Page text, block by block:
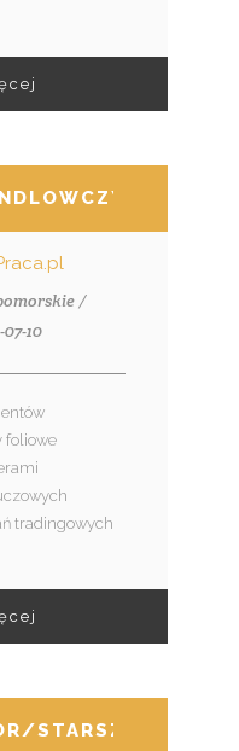
B2B –
/
10
foliowe
tradingowych
STARSZA